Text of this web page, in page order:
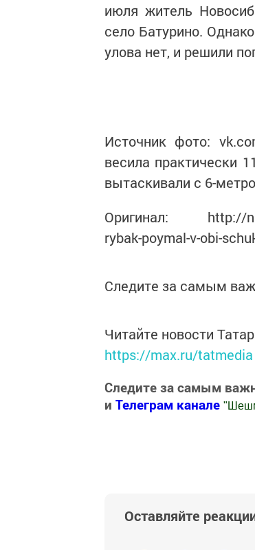
июля житель
село Батурино.
улова нет, и решили
Источник фото:
весила практически
вытаскивали с 6-
Оригинал: http://
rybak-poymal-v-obi-
Следите за самым
Читайте новости
https://max.ru/tatmedia
Следите за самым
и Телеграм канале "
Оставляйте